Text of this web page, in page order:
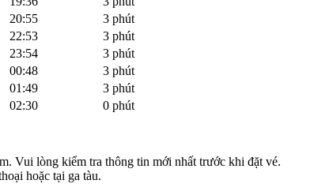
20:55
3 phút
22:53
3 phút
23:54
3 phút
00:48
3 phút
01:49
3 phút
02:30 0 phút
Vui lòng kiểm tra thông tin mới nhất trước khi đặt vé.
hoặc tại ga tàu.